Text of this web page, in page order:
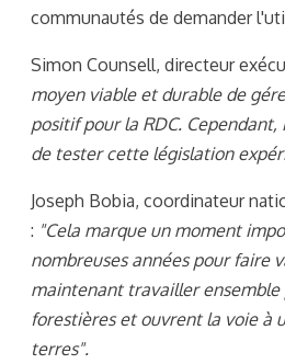
communautés de demander
Simon Counsell, directeur
moyen viable et durable de
positif pour la RDC.
de tester cette législation
Joseph Bobia, coordinateur
: "Cela marque un moment
nombreuses années pour faire
maintenant travailler ensemble
forestières et ouvrent la voie à
terres".